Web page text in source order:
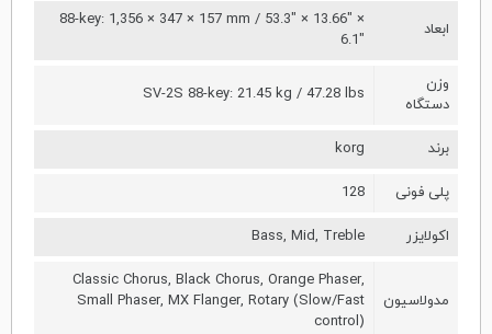
ابعاد
88-key: 1,356 × 347 × 157 mm / 53.3" × 13.66" ×
6.1"
وزن
دستگاه
SV-2S 88-key: 21.45 kg / 47.28 lbs
برند korg
پلی فونی 128
اکولایزر Bass, Mid, Treble
مدولاسیون
Classic Chorus, Black Chorus, Orange Phaser,
Small Phaser, MX Flanger, Rotary (Slow/Fast
control)